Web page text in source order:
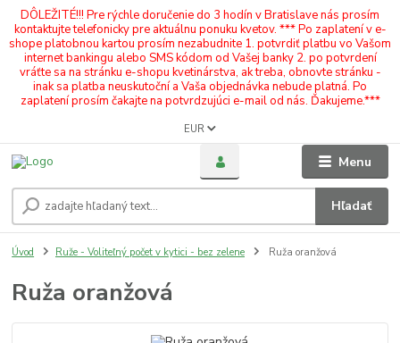
DÔLEŽITÉ!!! Pre rýchle doručenie do 3 hodín v Bratislave nás prosím
kontaktujte telefonicky pre aktuálnu ponuku kvetov. *** Po zaplatení v e-
shope platobnou kartou prosím nezabudnite 1. potvrdiť platbu vo Vašom
internet bankingu alebo SMS kódom od Vašej banky 2. po potvrdení
vráťte sa na stránku e-shopu kvetinárstva, ak treba, obnovte stránku -
inak sa platba neuskutoční a Vaša objednávka nebude platná. Po
zaplatení prosím čakajte na potvrdzujúci e-mail od nás. Ďakujeme.***
Menu
EUR
Hľadať
Úvod Ruže - Voliteľný počet v kytici - bez zelene Ruža oranžová
Ruža oranžová